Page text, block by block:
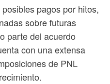
pagos por hitos,
sobre futuras
parte del acuerdo
con una extensa
de PNL